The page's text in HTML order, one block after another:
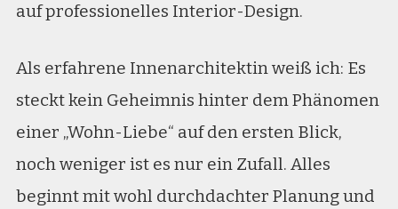
auf professionelles Interior-Design.
Als erfahrene Innenarchitektin weiß ich: Es
steckt kein Geheimnis hinter dem Phänomen
einer „Wohn-Liebe“ auf den ersten Blick,
noch weniger ist es nur ein Zufall. Alles
beginnt mit wohl durchdachter Planung und